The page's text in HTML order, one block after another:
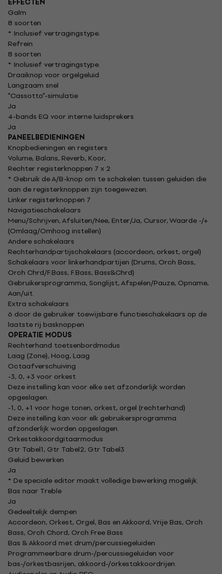
Galm
8 soorten
* Inclusief vertragingstype.
Refrein
8 soorten
* Inclusief vertragingstype.
Draaiknop voor orgelgeluid
Langzaam snel
"Cassotto"-simulatie
Ja
4-bands EQ voor interne luidsprekers
Ja
PANEELBEDIENINGEN
Knopbedieningen en registers
Volume, Balans, Reverb, Koor,
Rechter registerknoppen 7 x 2
* Gebruik de A/B-knop om te schakelen tussen geluiden die
aan de registerknoppen zijn toegewezen.
Linker registerknoppen 7
Navigatieschakelaars
Menu/Schrijven, Afsluiten/Nee, Enter/Ja, Cursor, Waarde -/+
(Omlaag/Omhoog instellen)
Andere schakelaars
Rechterhandpartijschakelaars (accordeon, orkest, orgel)
Schakelaars voor linkerhandpartijen (Drums, Orch Bass,
Orch Chrd/F.Bass, F.Bass, Bass&Chrd)
Gebruikersprogramma, Songlijst, Afspelen/Pauze, Opname,
Aan/uit
Extra schakelaars
6 door de gebruiker toewijsbare functieschakelaars op de
laatste rij basknoppen
OPERATIE MODUS
Rechterhand toetsenbordmodus
Laag (Zone), Hoog, Laag
Octaafverschuiving
-3, 0, +3 voor orkest
Deze instelling kan voor elke set afzonderlijk worden
opgeslagen.
-1, 0, +1 voor hoge tonen, orkest, orgel (rechterhand)
Deze instelling kan voor elk gebruikersprogramma
afzonderlijk worden opgeslagen.
Orkestakkoordgitaarmodus
Gtr Tabel1, Gtr Tabel2, Gtr Tabel3
Geluid bewerken
Ja
* De speciale editor maakt volledige bewerking mogelijk.
Bas naar Treble
Ja
Gedeeltelijk dempen
Accordeon, Orkest, Orgel, Bas en Akkoord, Vrije Bas, Orch
Bass, Orch Chord, Orch Free Bass
Bas & Akkoord met drum/percussiegeluiden
Programmeerbare drum-/percussiegeluiden voor
bas-/orkestbasrijen, akkoord-/orkestakkoordrijen.